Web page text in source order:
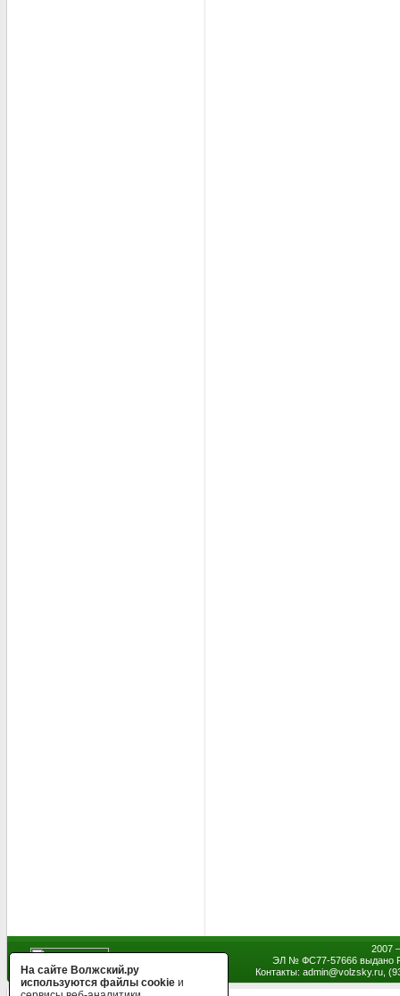
2007
ЭЛ № ФС77-57666 выдано
Контакты: admin@volzsky.ru,
На сайте Волжский.ру
используются файлы cookie и